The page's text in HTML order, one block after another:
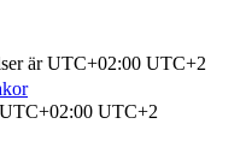
är UTC+02:00 UTC+2
UTC+2